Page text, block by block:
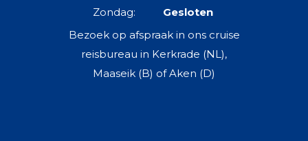
Zondag: Gesloten
Bezoek op afspraak in ons cruise
reisbureau in Kerkrade (NL),
Maaseik (B) of Aken (D)